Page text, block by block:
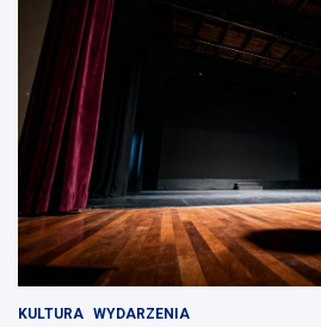
KULTURA WYDARZENIA